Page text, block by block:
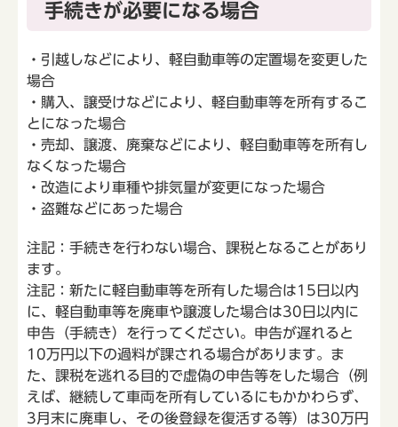
手続きが必要になる場合
・引越しなどにより、軽自動車等の定置場を変更した
場合
・購入、譲受けなどにより、軽自動車等を所有するこ
とになった場合
・売却、譲渡、廃棄などにより、軽自動車等を所有し
なくなった場合
・改造により車種や排気量が変更になった場合
・盗難などにあった場合
注記：手続きを行わない場合、課税となることがあり
ます。
注記：新たに軽自動車等を所有した場合は15日以内
に、軽自動車等を廃車や譲渡した場合は30日以内に
申告（手続き）を行ってください。申告が遅れると
10万円以下の過料が課される場合があります。ま
た、課税を逃れる目的で虚偽の申告等をした場合（例
えば、継続して車両を所有しているにもかかわらず、
3月末に廃車し、その後登録を復活する等）は30万円